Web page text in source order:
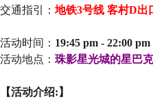
交通指引： 地铁3号线 客村D出
活动时间： 19:45 pm - 22:00 pm
活动地点： 珠影星光城的星巴
【活动介绍:】